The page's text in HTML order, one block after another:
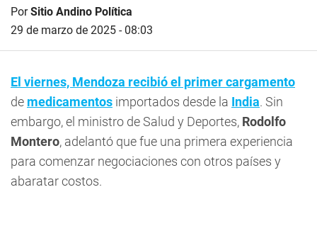
PorSitio Andino Política
29 de marzo de 2025 - 08:03
El viernes, Mendoza recibió el primer cargamento
de medicamentos importados desde la India. Sin
embargo, el ministro de Salud y Deportes, Rodolfo
Montero, adelantó que fue una primera experiencia
para comenzar negociaciones con otros países y
abaratar costos.